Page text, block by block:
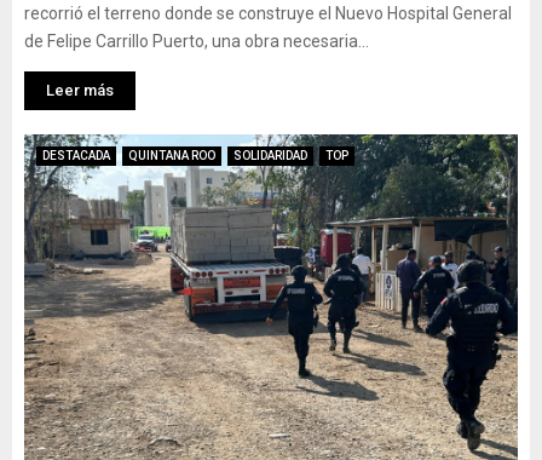
recorrió el terreno donde se construye el Nuevo Hospital General
de Felipe Carrillo Puerto, una obra necesaria...
Leer más
DESTACADA QUINTANA ROO SOLIDARIDAD TOP